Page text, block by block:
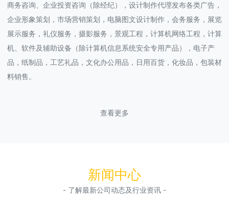
商务咨询、企业投资咨询（除经纪），设计制作代理发布各类广告，
企业形象策划，市场营销策划，电脑图文设计制作，会务服务，展览
展示服务，礼仪服务，摄影服务，景观工程，计算机网络工程，计算
机、软件及辅助设备（除计算机信息系统安全专用产品），电子产
品，纸制品，工艺礼品，文化办公用品，日用百货，化妆品，包装材
料销售。
查看更多
新闻中心
- 了解最新公司动态及行业资讯 -